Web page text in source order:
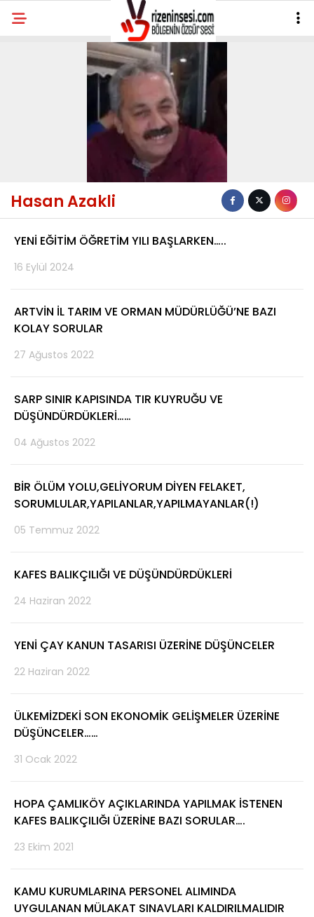
Hasan Azakli
YENİ EĞİTİM ÖĞRETİM YILI BAŞLARKEN…..
16 Eylül 2024
ARTVİN İL TARIM VE ORMAN MÜDÜRLÜĞÜ’NE BAZI
KOLAY SORULAR
27 Ağustos 2022
SARP SINIR KAPISINDA TIR KUYRUĞU VE
DÜŞÜNDÜRDÜKLERİ……
04 Ağustos 2022
BİR ÖLÜM YOLU,GELİYORUM DİYEN FELAKET,
SORUMLULAR,YAPILANLAR,YAPILMAYANLAR(!)
05 Temmuz 2022
KAFES BALIKÇILIĞI VE DÜŞÜNDÜRDÜKLERİ
24 Haziran 2022
YENİ ÇAY KANUN TASARISI ÜZERİNE DÜŞÜNCELER
22 Haziran 2022
ÜLKEMİZDEKİ SON EKONOMİK GELİŞMELER ÜZERİNE
DÜŞÜNCELER……
31 Ocak 2022
HOPA ÇAMLIKÖY AÇIKLARINDA YAPILMAK İSTENEN
KAFES BALIKÇILIĞI ÜZERİNE BAZI SORULAR….
23 Ekim 2021
KAMU KURUMLARINA PERSONEL ALIMINDA
UYGULANAN MÜLAKAT SINAVLARI KALDIRILMALIDIR